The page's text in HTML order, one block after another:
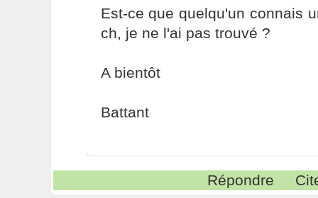
Est-ce que quelqu'un connais
ch, je ne l'ai pas trouvé ?
A bientôt
Battant
Répondre